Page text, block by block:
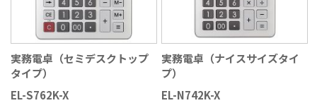
実務電卓（セミデスクトップ
タイプ）
EL-S762K-X
実務電卓（ナイスサイズタイ
プ）
EL-N742K-X